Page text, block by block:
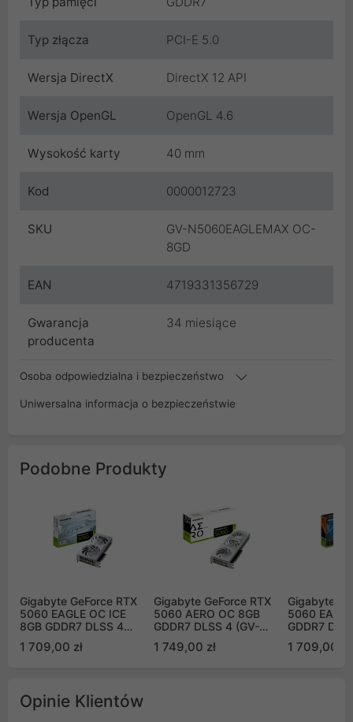
Typ złącza PCI-E 5.0
Wersja DirectX DirectX 12 API
Wersja OpenGL OpenGL 4.6
Wysokość karty 40 mm
Kod 0000012723
SKU
GV-N5060EAGLEMAX OC-
8GD
EAN 4719331356729
Gwarancja
producenta
34 miesiące
Osoba odpowiedzialna i bezpieczeństwo
Uniwersalna informacja o bezpieczeństwie
Podobne Produkty
Gigabyte GeForce RTX
5060 EAGLE OC ICE
8GB GDDR7 DLSS 4
(GV-N5060EAGLEOC
ICE-8GD)
1 709,00 zł
Gigabyte GeForce RTX
5060 AERO OC 8GB
GDDR7 DLSS 4 (GV-
N5060AERO OC-8GD)
1 749,00 zł
Gigabyte
5060
GDDR7
1 709,00 zł
Opinie Klientów